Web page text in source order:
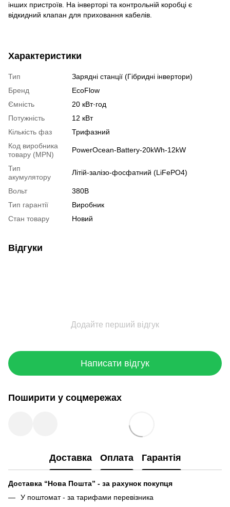
інших пристроїв. На інверторі та контрольній коробці є
відкидний клапан для приховання кабелів.
Характеристики
Тип
Зарядні станції (Гібридні інвертори)
Бренд
EcoFlow
Ємність
20 кВт·год
Потужність
12 кВт
Кількість фаз
Трифазний
Код виробника
товару (MPN)
PowerOcean-Battery-20kWh-12kW
Тип
акумулятору
Літій-залізо-фосфатний (LiFePO4)
Вольт
380В
Тип гарантії
Виробник
Стан товару
Новий
Відгуки
Додайте перший відгук
Написати відгук
Поширити у соцмережах
Доставка Оплата Гарантія
Доставка “Нова Пошта” - за рахунок покупця
У поштомат - за тарифами перевізника